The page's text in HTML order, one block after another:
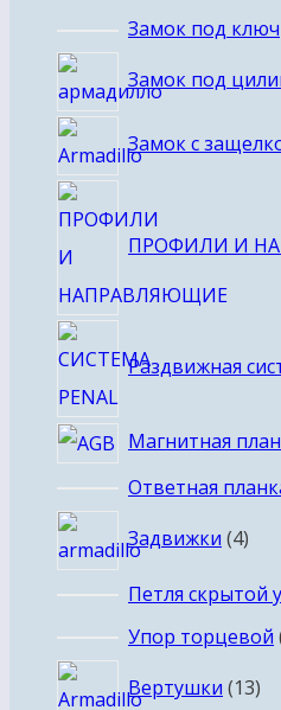
Замок под ключ
Замок под
Замок с
ПРОФИЛИ И
Раздвижная
Магнитная
Ответная
Задвижки 44
Петля скрытой
Упор торцевой
Вертушки 1313